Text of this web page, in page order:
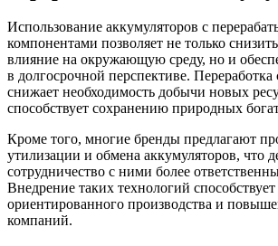
Использование аккумуляторов с
компонентами позволяет не только
влияние на окружающую среду, но и
в долгосрочной перспективе. Переработка
снижает необходимость добычи новых
способствует сохранению природных
Кроме того, многие бренды предлагают
утилизации и обмена аккумуляторов, что
сотрудничество с ними более
Внедрение таких технологий
ориентированного производства и
компаний.